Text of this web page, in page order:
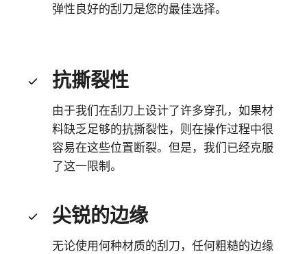
弹性良好的刮刀是您的最佳选择。
抗撕裂性
由于我们在刮刀上设计了许多穿孔，如果材
料缺乏足够的抗撕裂性，则在操作过程中很
容易在这些位置断裂。但是，我们已经克服
了这一限制。
尖锐的边缘
无论使用何种材质的刮刀，任何粗糙的边缘